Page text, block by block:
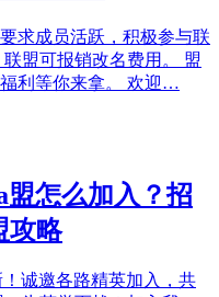
求成员活跃，积极参与联
盟可报销改名费用。 盟
利等你来拿。 欢迎…
盟怎么加入？招
攻略
！诚邀各路精英加入，共